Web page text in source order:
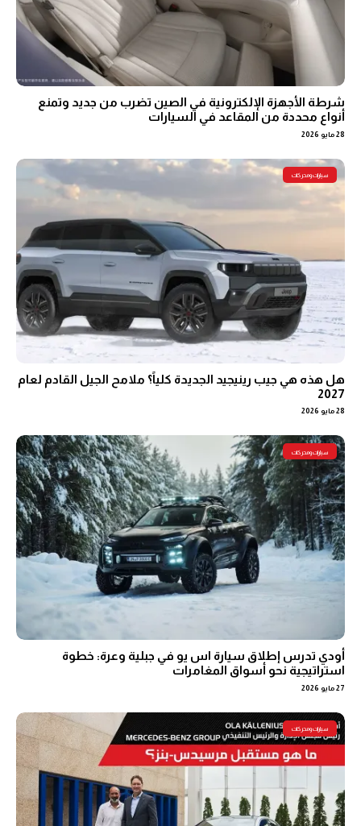
شرطة الأجهزة الإلكترونية في الصين تضرب من جديد وتمنع
أنواع محددة من المقاعد في السيارات
28 مايو 2026
سيارات ومحركات
هل هذه هي جيب رينيجيد الجديدة كلياً؟ ملامح الجيل القادم لعام
2027
28 مايو 2026
سيارات ومحركات
أودي تدرس إطلاق سيارة اس يو في جبلية وعرة: خطوة
استراتيجية نحو أسواق المغامرات
27 مايو 2026
سيارات ومحركات